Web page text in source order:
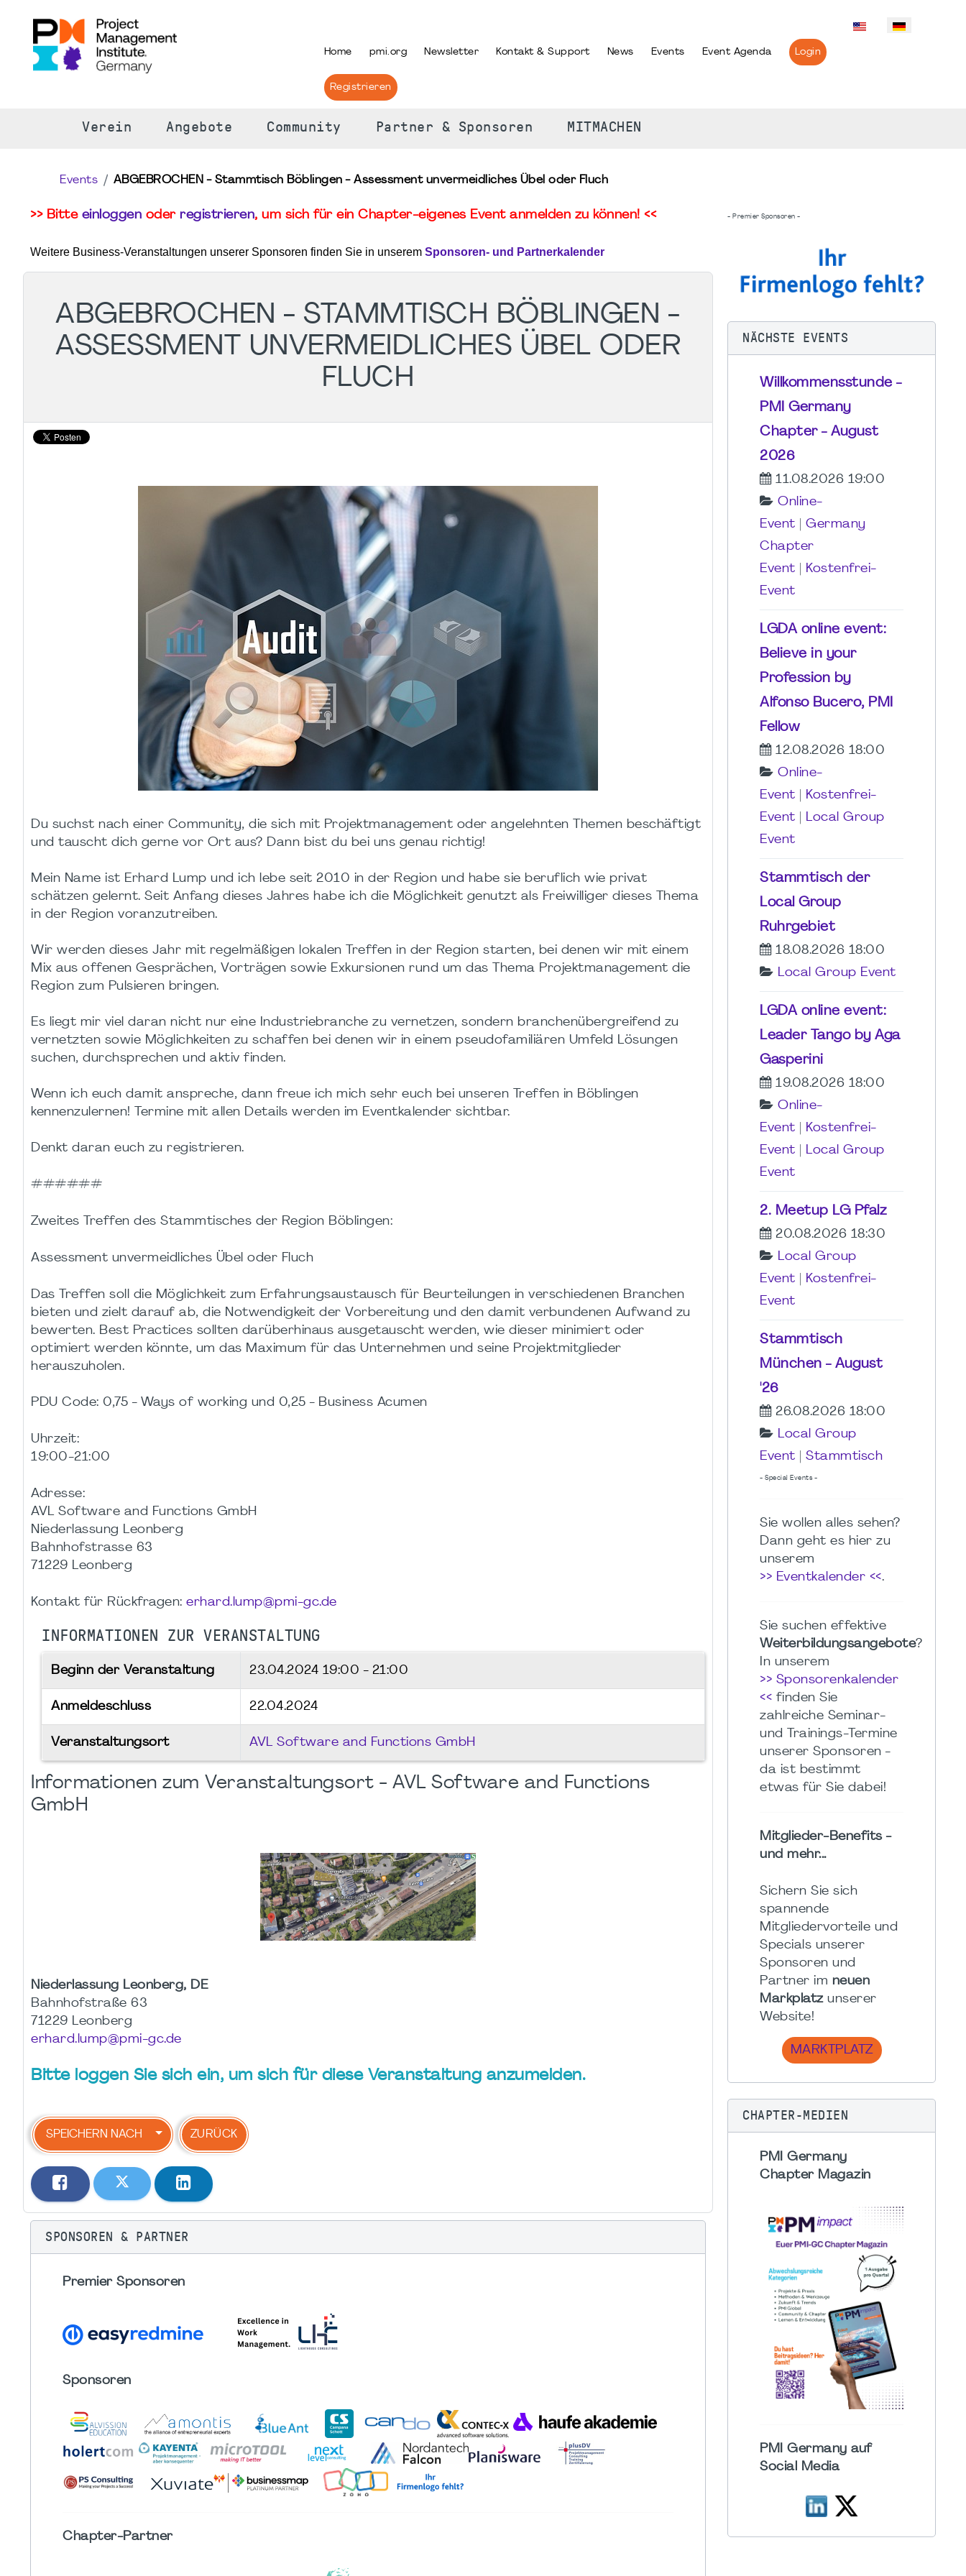
Home pmi.org Newsletter Kontakt & Support News Events Event Agenda Login
Registrieren
Verein Angebote Community Partner & Sponsoren MITMACHEN
Events ABGEBROCHEN - Stammtisch Böblingen - Assessment unvermeidliches Übel oder Fluch
>> Bitte einloggen oder registrieren, um sich für ein Chapter-eigenes Event anmelden zu können! <<
Weitere Business-Veranstaltungen unserer Sponsoren finden Sie in unserem Sponsoren- und Partnerkalender
ABGEBROCHEN - STAMMTISCH BÖBLINGEN -
ASSESSMENT UNVERMEIDLICHES ÜBEL ODER
FLUCH
Du suchst nach einer Community, die sich mit Projektmanagement oder angelehnten Themen beschäftigt
und tauscht dich gerne vor Ort aus? Dann bist du bei uns genau richtig!
Mein Name ist Erhard Lump und ich lebe seit 2010 in der Region und habe sie beruflich wie privat
schätzen gelernt. Seit Anfang dieses Jahres habe ich die Möglichkeit genutzt als Freiwilliger dieses Thema
in der Region voranzutreiben.
Wir werden dieses Jahr mit regelmäßigen lokalen Treffen in der Region starten, bei denen wir mit einem
Mix aus offenen Gesprächen, Vorträgen sowie Exkursionen rund um das Thema Projektmanagement die
Region zum Pulsieren bringen.
Es liegt mir viel daran nicht nur eine Industriebranche zu vernetzen, sondern branchenübergreifend zu
vernetzten sowie Möglichkeiten zu schaffen bei denen wir in einem pseudofamiliären Umfeld Lösungen
suchen, durchsprechen und aktiv finden.
Wenn ich euch damit anspreche, dann freue ich mich sehr euch bei unseren Treffen in Böblingen
kennenzulernen! Termine mit allen Details werden im Eventkalender sichtbar.
Denkt daran euch zu registrieren.
######
Zweites Treffen des Stammtisches der Region Böblingen:
Assessment unvermeidliches Übel oder Fluch
Das Treffen soll die Möglichkeit zum Erfahrungsaustausch für Beurteilungen in verschiedenen Branchen
bieten und zielt darauf ab, die Notwendigkeit der Vorbereitung und den damit verbundenen Aufwand zu
bewerten. Best Practices sollten darüberhinaus ausgetauscht werden, wie dieser minimiert oder
optimiert werden könnte, um das Maximum für das Unternehmen und seine Projektmitglieder
herauszuholen.
PDU Code: 0,75 - Ways of working und 0,25 - Business Acumen
Uhrzeit:
19:00-21:00
Adresse:
AVL Software and Functions GmbH
Niederlassung Leonberg
Bahnhofstrasse 63
71229 Leonberg
Kontakt für Rückfragen: erhard.lump@pmi-gc.de
INFORMATIONEN ZUR VERANSTALTUNG
Beginn der Veranstaltung 23.04.2024 19:00 - 21:00
Anmeldeschluss 22.04.2024
Veranstaltungsort AVL Software and Functions GmbH
Informationen zum Veranstaltungsort - AVL Software and Functions
GmbH
Niederlassung Leonberg, DE
Bahnhofstraße 63
71229 Leonberg
erhard.lump@pmi-gc.de
Bitte loggen Sie sich ein, um sich für diese Veranstaltung anzumelden.
SPEICHERN NACH ZURÜCK
SPONSOREN & PARTNER
Premier Sponsoren
Sponsoren
Chapter-Partner
- Premier Sponsoren -
NÄCHSTE EVENTS
Willkommensstunde -
PMI Germany
Chapter - August
2026
11.08.2026 19:00
Online-
Event
Germany
Chapter
Event
Kostenfrei-
Event
LGDA online event:
Believe in your
Profession by
Alfonso Bucero, PMI
Fellow
12.08.2026 18:00
Online-
Event
Kostenfrei-
Event
Local Group
Event
Stammtisch der
Local Group
Ruhrgebiet
18.08.2026 18:00
Local Group Event
LGDA online event:
Leader Tango by Aga
Gasperini
19.08.2026 18:00
Online-
Event
Kostenfrei-
Event
Local Group
Event
2. Meetup LG Pfalz
20.08.2026 18:30
Local Group
Event
Kostenfrei-
Event
Stammtisch
München - August
'26
26.08.2026 18:00
Local Group
Event
Stammtisch
- Special Events -
Sie wollen alles sehen?
Dann geht es hier zu
unserem
>> Eventkalender <<.
Sie suchen effektive
Weiterbildungsangebote?
In unserem
>> Sponsorenkalender
<< finden Sie
zahlreiche Seminar-
und Trainings-Termine
unserer Sponsoren -
da ist bestimmt
etwas für Sie dabei!
Mitglieder-Benefits -
und mehr...
Sichern Sie sich
spannende
Mitgliedervorteile und
Specials unserer
Sponsoren und
Partner im neuen
Markplatzunserer
Website!
MARKTPLATZ
CHAPTER-MEDIEN
PMI Germany
Chapter Magazin
PMI Germany auf
Social Media